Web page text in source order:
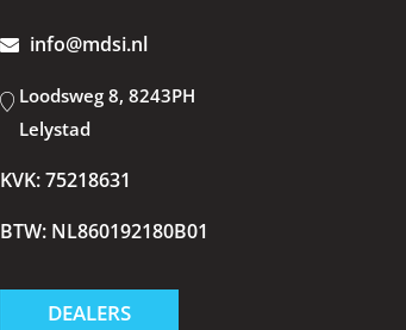
info@mdsi.nl
Loodsweg 8, 8243PH
Lelystad
KVK: 75218631
BTW: NL860192180B01
DEALERS